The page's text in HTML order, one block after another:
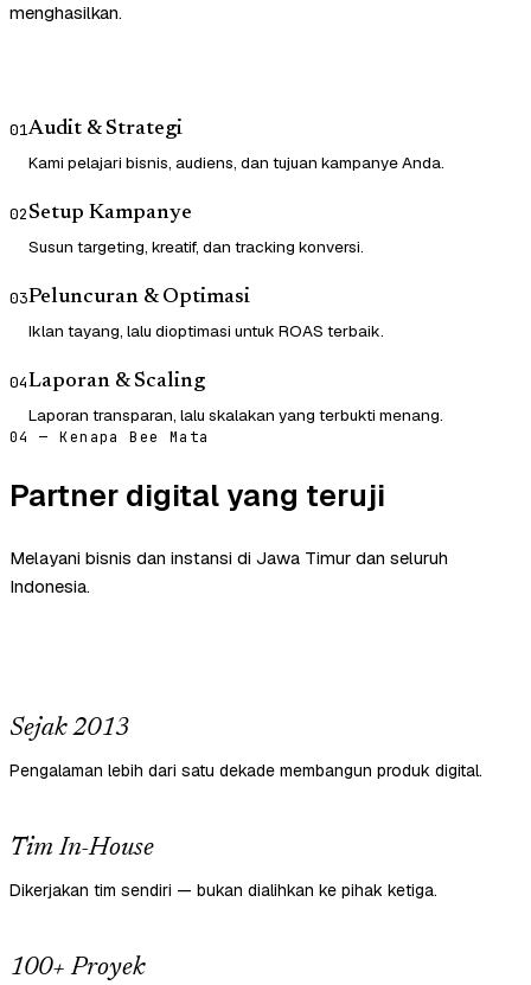
menghasilkan.
01Audit & Strategi
Kami pelajari bisnis, audiens, dan tujuan kampanye Anda.
02Setup Kampanye
Susun targeting, kreatif, dan tracking konversi.
03Peluncuran & Optimasi
Iklan tayang, lalu dioptimasi untuk ROAS terbaik.
04Laporan & Scaling
Laporan transparan, lalu skalakan yang terbukti menang.
04 — Kenapa Bee Mata
Partner digital yang teruji
Melayani bisnis dan instansi di Jawa Timur dan seluruh
Indonesia.
Sejak 2013
Pengalaman lebih dari satu dekade membangun produk digital.
Tim In-House
Dikerjakan tim sendiri — bukan dialihkan ke pihak ketiga.
100+ Proyek